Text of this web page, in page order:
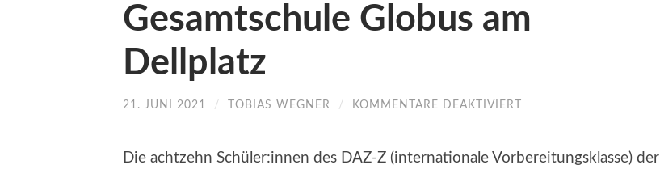
Gesamtschule Globus am
Dellplatz
21. JUNI 2021 / TOBIAS WEGNER / KOMMENTARE DEAKTIVIERT
AN
Die achtzehn Schüler:innen des DAZ-Z (internationale Vorbereitungsklasse) der